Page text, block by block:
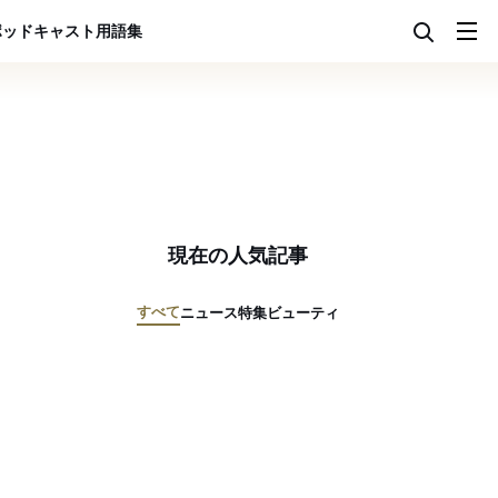
ドキャスト用語集
現在の人気記事
すべてニュース特集ビューティ